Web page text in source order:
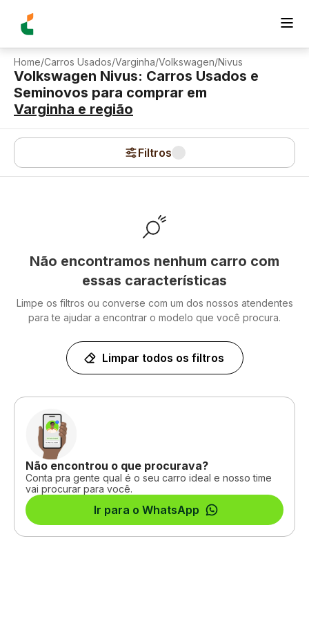
Home/Carros Usados/Varginha/Volkswagen/Nivus
Volkswagen Nivus: Carros Usados e
Seminovos para comprar em
Varginha e região
Filtros
Não encontramos nenhum carro com
essas características
Limpe os filtros ou converse com um dos nossos atendentes
para te ajudar a encontrar o modelo que você procura.
Limpar todos os filtros
Não encontrou o que procurava?
Conta pra gente qual é o seu carro ideal e nosso time
vai procurar para você.
Ir para o WhatsApp